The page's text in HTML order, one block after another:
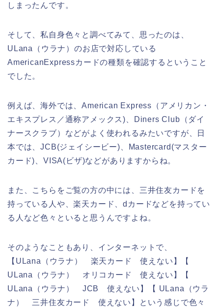
しまったんです。
そして、私自身色々と調べてみて、思ったのは、
ULana（ウラナ）のお店で対応している
AmericanExpressカードの種類を確認するということ
でした。
例えば、海外では、American Express（アメリカン・
エキスプレス／通称アメックス)、Diners Club（ダイ
ナースクラブ）などがよく使われるみたいですが、日
本では、JCB(ジェイシービー)、Mastercard(マスター
カード)、VISA(ビザ)などがありますからね。
また、こちらをご覧の方の中には、三井住友カードを
持っている人や、楽天カード、dカードなどを持ってい
る人など色々といると思うんですよね。
そのようなこともあり、インターネットで、
【ULana（ウラナ） 楽天カード 使えない】【
ULana（ウラナ） オリコカード 使えない】【
ULana（ウラナ） JCB 使えない】【 ULana（ウラ
ナ） 三井住友カード 使えない】という感じで色々